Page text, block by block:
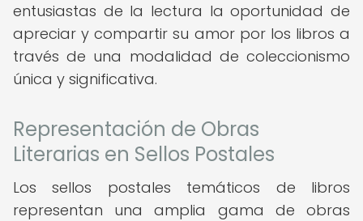
entusiastas de la lectura la oportunidad de
apreciar y compartir su amor por los libros a
través de una modalidad de coleccionismo
única y significativa.
Representación de Obras
Literarias en Sellos Postales
Los sellos postales temáticos de libros
representan una amplia gama de obras